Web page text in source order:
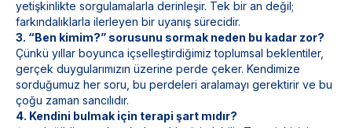
yetişkinlikte sorgulamalarla derinleşir. Tek bir an değil;
farkındalıklarla ilerleyen bir uyanış sürecidir.
3. “Ben kimim?” sorusunu sormak neden bu kadar zor?
Çünkü yıllar boyunca içselleştirdiğimiz toplumsal beklentiler,
gerçek duygularımızın üzerine perde çeker. Kendimize
sorduğumuz her soru, bu perdeleri aralamayı gerektirir ve bu
çoğu zaman sancılıdır.
4. Kendini bulmak için terapi şart mıdır?